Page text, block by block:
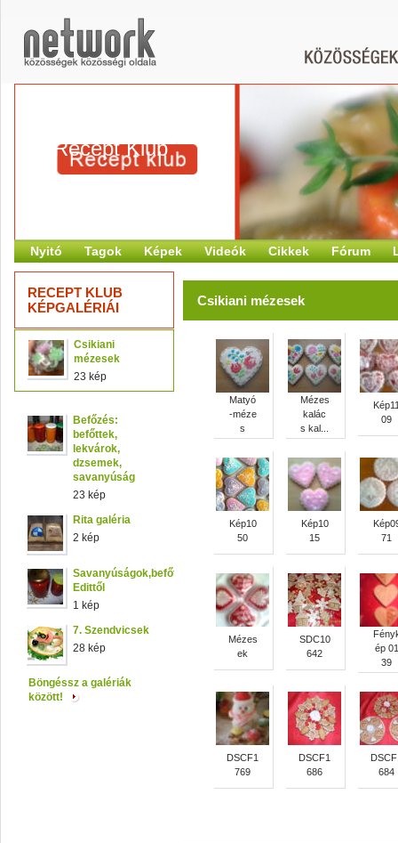
Recept Klub
Nyitó Tagok Képek Videók Cikkek Fórum
RECEPT KLUB
KÉPGALÉRIÁI
Csikiani
mézesek
23 kép
Befőzés:
befőttek,
lekvárok,
dzsemek,
savanyúság
23 kép
Rita galéria
2 kép
Savanyúságok,befőttek,lekvárok
Edittől
1 kép
7. Szendvicsek
28 kép
Böngéssz a galériák
között!
Csikiani mézesek
Matyó
-méze
s
Mézes
kalác
s kal...
09
Kép10
50
Kép10
15
71
Mézes
ek
SDC10
642
ép 01
39
DSCF1
769
DSCF1
686
684